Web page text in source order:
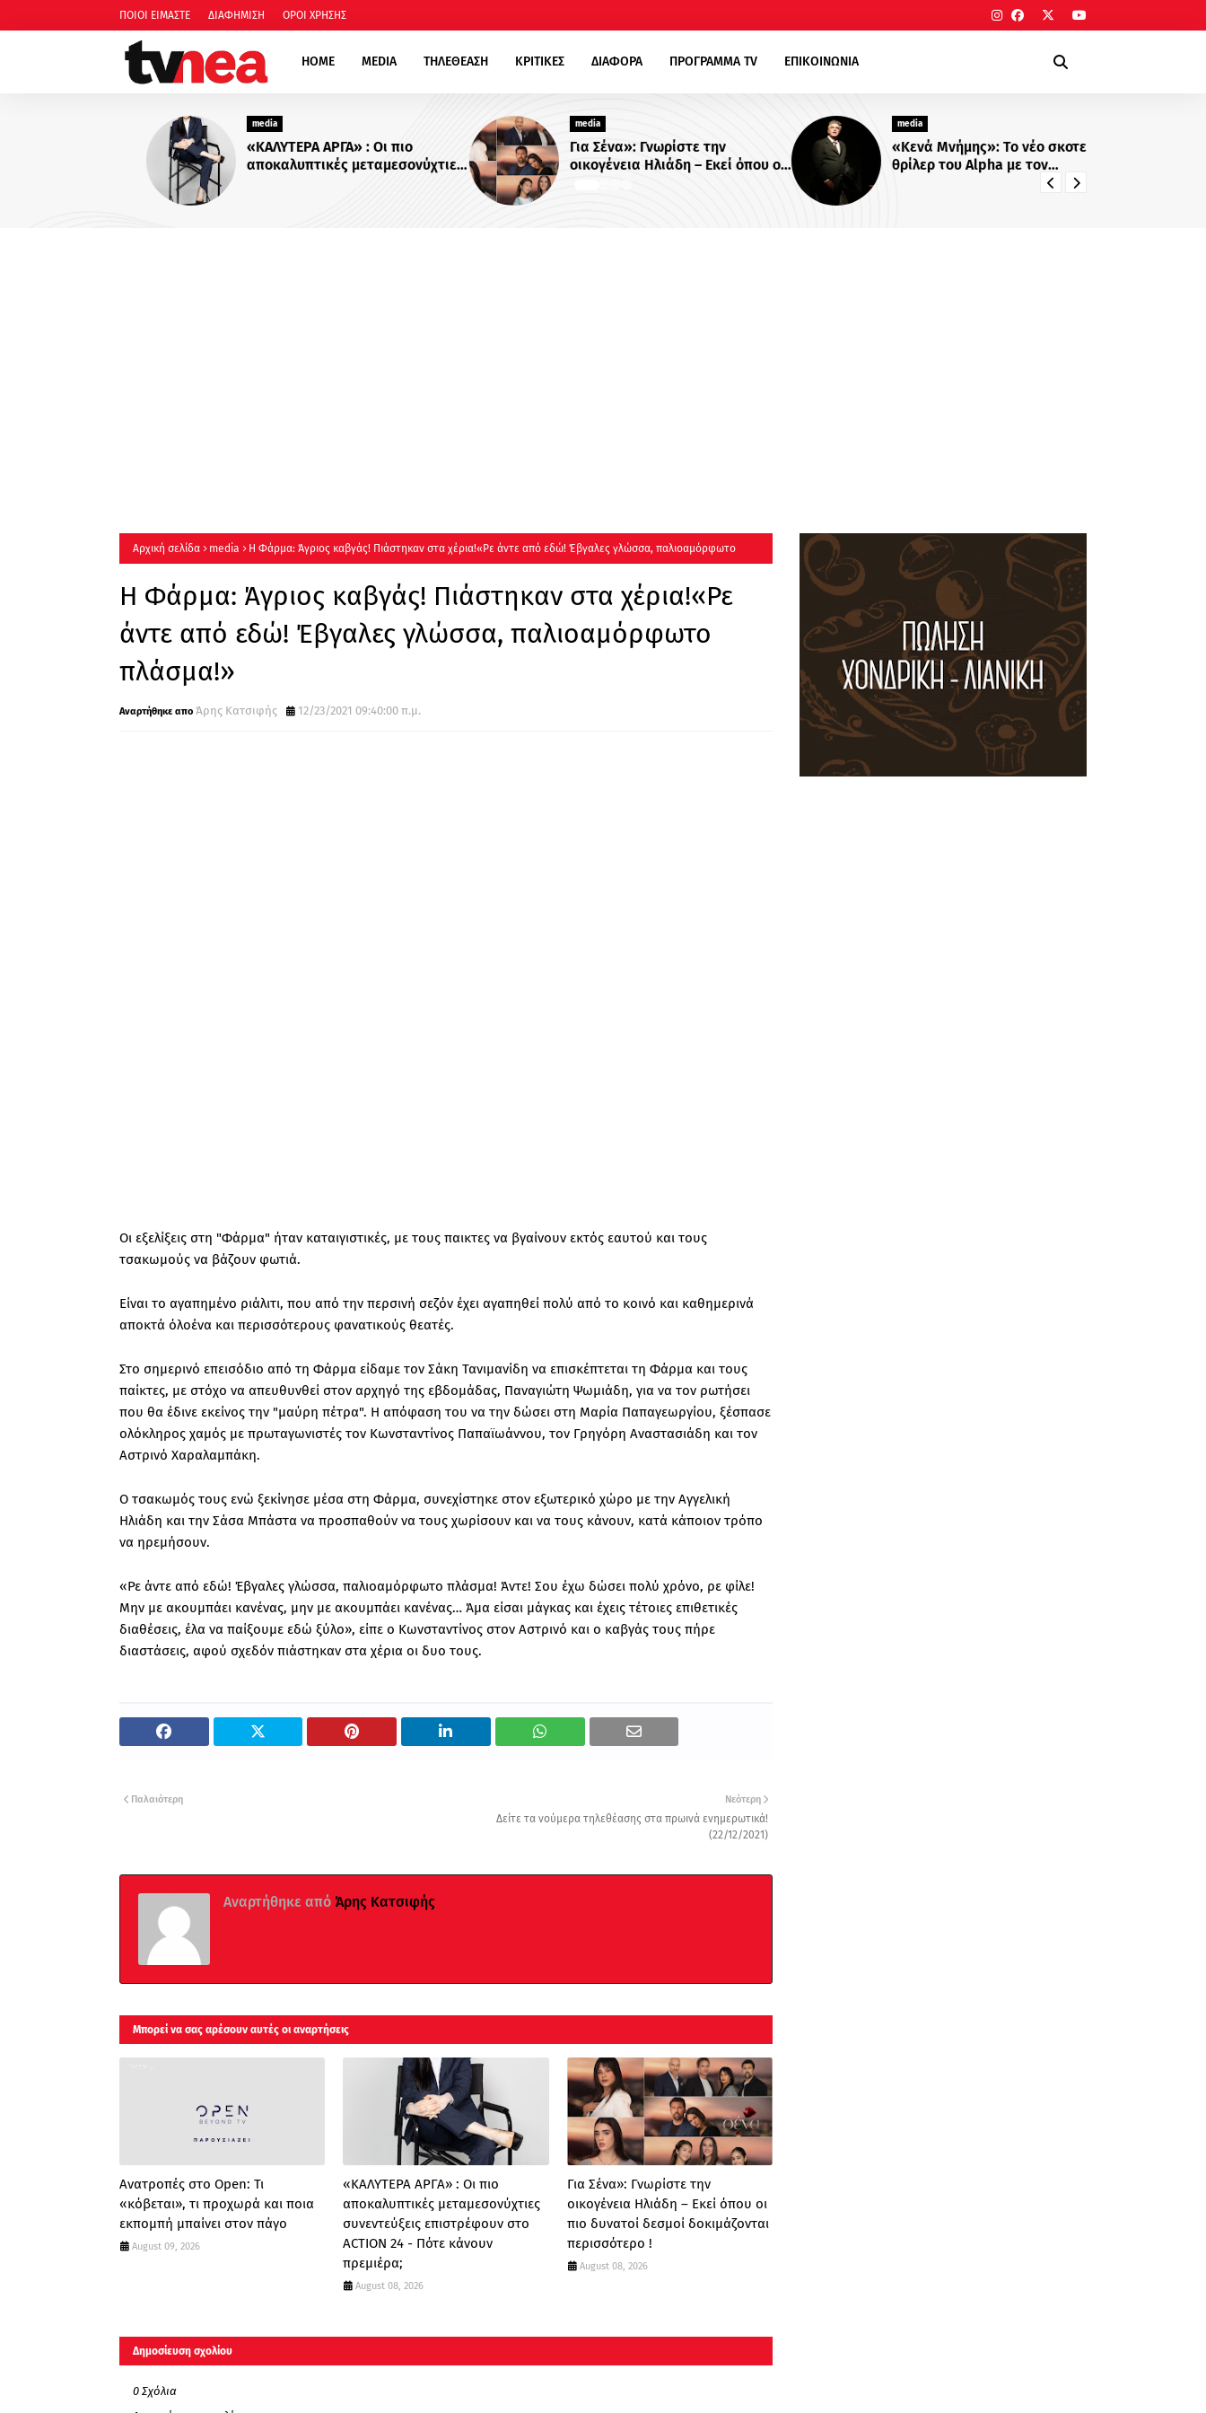
ΠΟΙΟΙ ΕΙΜΑΣΤΕ ΔΙΑΦΗΜΙΣΗ ΟΡΟΙ ΧΡΗΣΗΣ
HOME MEDIA ΤΗΛΕΘΕΑΣΗ ΚΡΙΤΙΚΕΣ ΔΙΑΦΟΡΑ ΠΡΟΓΡΑΜΜΑ TV ΕΠΙΚΟΙΝΩΝΙΑ
«ΚΑΛΥΤΕΡΑ ΑΡΓΑ» : Oι πιο
αποκαλυπτικές μεταμεσονύχτιες
συνεντεύξεις επιστρέφουν στο
ACTION 24 - Πότε κάνουν
Για Σένα»: Γνωρίστε την
οικογένεια Ηλιάδη – Εκεί όπου οι
πιο δυνατοί δεσμοί δοκιμάζονται
περισσότερο !
«Κενά Μνήμης»: Το νέο σκοτεινό
θρίλερ του Alpha με τον
Βλαδίμηρο Κυριακίδη
Αρχική σελίδα media Η Φάρμα: Άγριος καβγάς! Πιάστηκαν στα χέρια!«Ρε άντε από εδώ! Έβγαλες γλώσσα, παλιοαμόρφωτο
πλάσμα!»
Η Φάρμα: Άγριος καβγάς! Πιάστηκαν στα χέρια!«Ρε
άντε από εδώ! Έβγαλες γλώσσα, παλιοαμόρφωτο
πλάσμα!»
Άρης Κατσιφής 12/23/2021 09:40:00 π.μ.
Oι εξελίξεις στη "Φάρμα" ήταν καταιγιστικές, με τους παικτες να βγαίνουν εκτός εαυτού και τους
τσακωμούς να βάζουν φωτιά.
Είναι το αγαπημένο ριάλιτι, που από την περσινή σεζόν έχει αγαπηθεί πολύ από το κοινό και καθημερινά
αποκτά όλοένα και περισσότερους φανατικούς θεατές.
Στο σημερινό επεισόδιο από τη Φάρμα είδαμε τον Σάκη Τανιμανίδη να επισκέπτεται τη Φάρμα και τους
παίκτες, με στόχο να απευθυνθεί στον αρχηγό της εβδομάδας, Παναγιώτη Ψωμιάδη, για να τον ρωτήσει
που θα έδινε εκείνος την "μαύρη πέτρα". Η απόφαση του να την δώσει στη Μαρία Παπαγεωργίου, ξέσπασε
ολόκληρος χαμός με πρωταγωνιστές τον Κωνσταντίνος Παπαϊωάννου, τον Γρηγόρη Αναστασιάδη και τον
Αστρινό Χαραλαμπάκη.
Ο τσακωμός τους ενώ ξεκίνησε μέσα στη Φάρμα, συνεχίστηκε στον εξωτερικό χώρο με την Αγγελική
Ηλιάδη και την Σάσα Μπάστα να προσπαθούν να τους χωρίσουν και να τους κάνουν, κατά κάποιον τρόπο
να ηρεμήσουν.
«Ρε άντε από εδώ! Έβγαλες γλώσσα, παλιοαμόρφωτο πλάσμα! Άντε! Σου έχω δώσει πολύ χρόνο, ρε φίλε!
Μην με ακουμπάει κανένας, μην με ακουμπάει κανένας… Άμα είσαι μάγκας και έχεις τέτοιες επιθετικές
διαθέσεις, έλα να παίξουμε εδώ ξύλο», είπε ο Κωνσταντίνος στον Αστρινό και ο καβγάς τους πήρε
διαστάσεις, αφού σχεδόν πιάστηκαν στα χέρια οι δυο τους.
Νεότερη
Δείτε τα νούμερα τηλεθέασης στα πρωινά ενημερωτικά!
(22/12/2021)
Παλαιότερη
Αναρτήθηκε από Άρης Κατσιφής
Μπορεί να σας αρέσουν αυτές οι αναρτήσεις
Ανατροπές στο Open: Τι
«κόβεται», τι προχωρά και ποια
εκπομπή μπαίνει στον πάγο
August 09, 2026
«ΚΑΛΥΤΕΡΑ ΑΡΓΑ» : Oι πιο
αποκαλυπτικές μεταμεσονύχτιες
συνεντεύξεις επιστρέφουν στο
ACTION 24 - Πότε κάνουν
πρεμιέρα;
August 08, 2026
Για Σένα»: Γνωρίστε την
οικογένεια Ηλιάδη – Εκεί όπου οι
πιο δυνατοί δεσμοί δοκιμάζονται
περισσότερο !
August 08, 2026
Δημοσίευση σχολίου
0 Σχόλια